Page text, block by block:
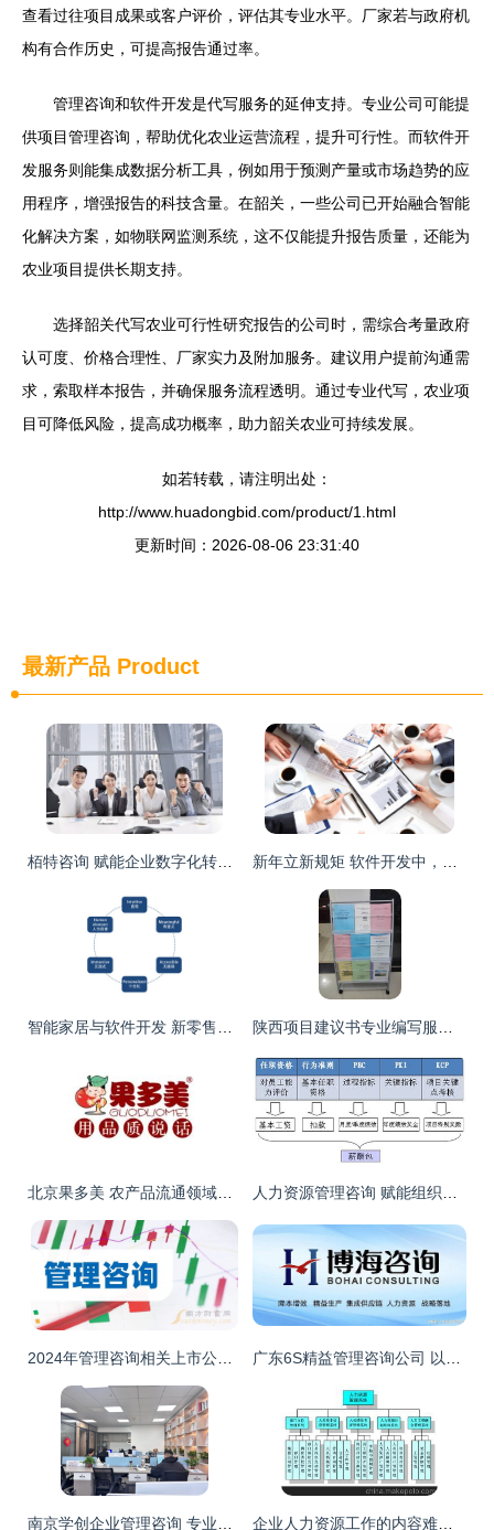
查看过往项目成果或客户评价，评估其专业水平。厂家若与政府机
构有合作历史，可提高报告通过率。
管理咨询和软件开发是代写服务的延伸支持。专业公司可能提
供项目管理咨询，帮助优化农业运营流程，提升可行性。而软件开
发服务则能集成数据分析工具，例如用于预测产量或市场趋势的应
用程序，增强报告的科技含量。在韶关，一些公司已开始融合智能
化解决方案，如物联网监测系统，这不仅能提升报告质量，还能为
农业项目提供长期支持。
选择韶关代写农业可行性研究报告的公司时，需综合考量政府
认可度、价格合理性、厂家实力及附加服务。建议用户提前沟通需
求，索取样本报告，并确保服务流程透明。通过专业代写，农业项
目可降低风险，提高成功概率，助力韶关农业可持续发展。
如若转载，请注明出处：
http://www.huadongbid.com/product/1.html
更新时间：2026-08-06 23:31:40
最新产品 Product